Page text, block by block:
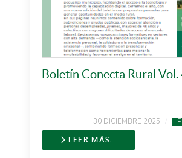
Boletín Conecta Rural
30 DICIEMBRE 2025
LEER MÁS…